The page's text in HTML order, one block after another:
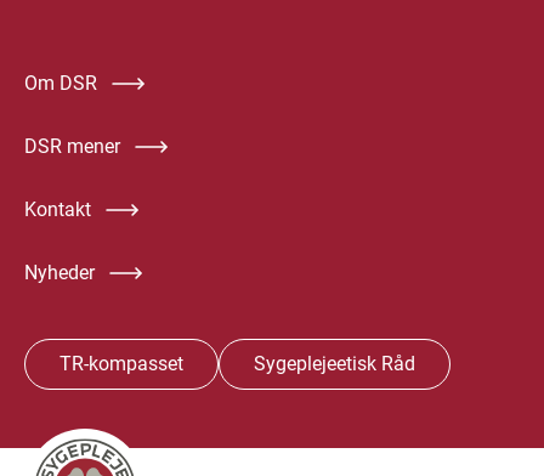
Om DSR
DSR mener
Kontakt
Nyheder
TR-kompasset Sygeplejeetisk Råd